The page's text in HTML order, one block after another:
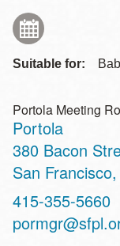
Suitable for:
Portola Meeting
Portola
Address
380 Bacon
San Francisco,
Contact
Telephone
415-355-5660